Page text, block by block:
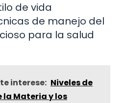
de vida
de manejo del
para la salud
interese: Niveles de
la Materia y los